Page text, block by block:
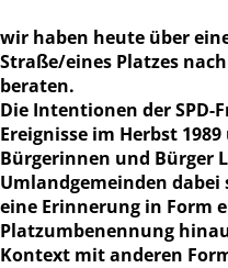
wir haben heute über
Straße/eines Platzes
beraten.
Die Intentionen der
Ereignisse im Herbst
Bürgerinnen und Bürger
Umlandgemeinden
eine Erinnerung in Form
Platzumbenennung
Kontext mit anderen